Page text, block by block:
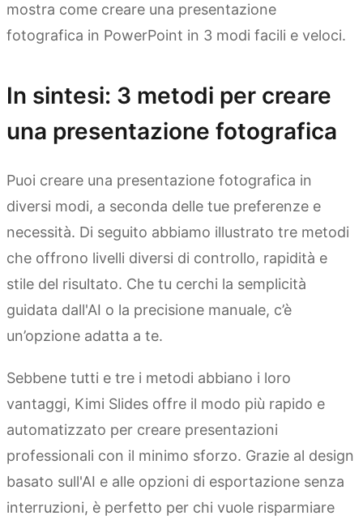
mostra come creare una presentazione
fotografica in PowerPoint in 3 modi facili e veloci.
In sintesi: 3 metodi per creare
una presentazione fotografica
Puoi creare una presentazione fotografica in
diversi modi, a seconda delle tue preferenze e
necessità. Di seguito abbiamo illustrato tre metodi
che offrono livelli diversi di controllo, rapidità e
stile del risultato. Che tu cerchi la semplicità
guidata dall'AI o la precisione manuale, c’è
un’opzione adatta a te.
Sebbene tutti e tre i metodi abbiano i loro
vantaggi, Kimi Slides offre il modo più rapido e
automatizzato per creare presentazioni
professionali con il minimo sforzo. Grazie al design
basato sull'AI e alle opzioni di esportazione senza
interruzioni, è perfetto per chi vuole risparmiare